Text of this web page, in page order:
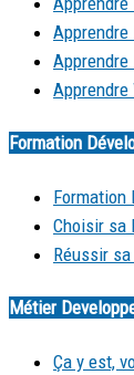
Apprendre
Apprendre
Formation
Formation
Choisir sa
Réussir
Métier
Ça y est,